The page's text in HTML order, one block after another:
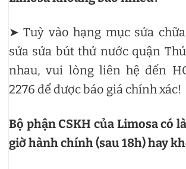
➤ Tuỳ vào hạng mục sửa
sửa sửa bút thử nước quận
nhau, vui lòng liên hệ đến
2276 để được báo giá chính xác!
Bộ phận CSKH của Limosa có
giờ hành chính (sau 18h) hay